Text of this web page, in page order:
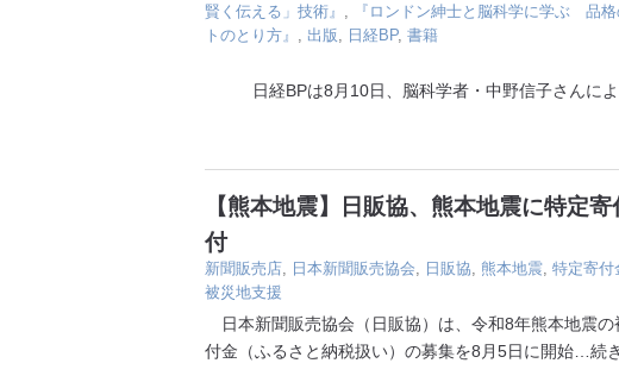
賢く伝える」技術』
『ロンドン紳士と脳科学に学ぶ 品
トのとり方』
出版 日経BP, 書籍
日経BPは8月10日、脳科学者・中野信子さんによ
【熊本地震】日販協、熊本地震に特定
付
新聞販売店, 日本新聞販売協会, 日販協, 熊本地震, 特定寄付
被災地支援
日本新聞販売協会（日販協）は、令和8年熊本地震
付金（ふるさと納税扱い）の募集を8月5日に開始 …続き